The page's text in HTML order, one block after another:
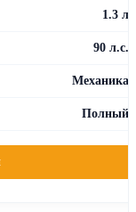
1.3 л
90 л.с.
Механика
Полный